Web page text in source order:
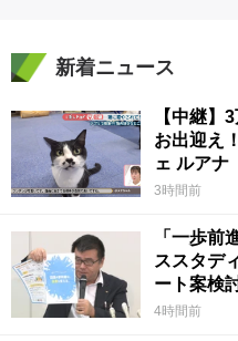
新着ニュース
【中継】
お出迎え
ェ ルアナ
3時間前
「一歩
ススタデ
ート案検
4時間前